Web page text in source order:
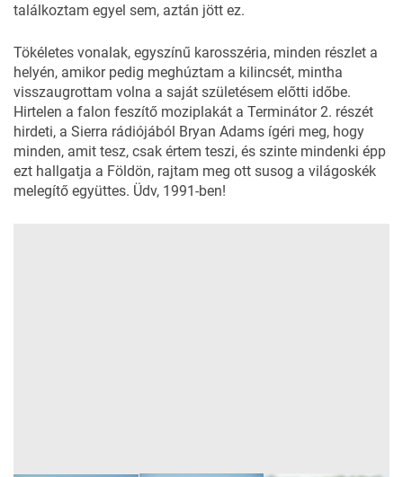
találkoztam egyel sem, aztán jött ez.
Tökéletes vonalak, egyszínű karosszéria, minden részlet a
helyén, amikor pedig meghúztam a kilincsét, mintha
visszaugrottam volna a saját születésem előtti időbe.
Hirtelen a falon feszítő moziplakát a Terminátor 2. részét
hirdeti, a Sierra rádiójából Bryan Adams ígéri meg, hogy
minden, amit tesz, csak értem teszi, és szinte mindenki épp
ezt hallgatja a Földön, rajtam meg ott susog a világoskék
melegítő együttes. Üdv, 1991-ben!